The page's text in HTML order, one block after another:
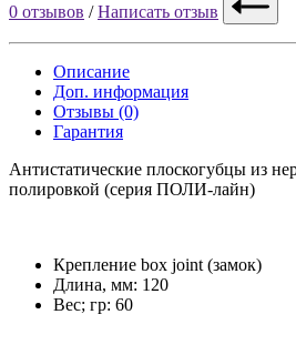
0 отзывов /Написать отзыв
Описание
Доп. информация
Отзывы (0)
Гарантия
Антистатические плоскогубцы из
полировкой (серия ПОЛИ-лайн)
Крепление box joint (замок)
Длина, мм: 120
Вес; гр: 60